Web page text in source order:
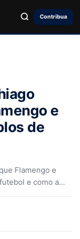
Contribua
e
de
Flamengo e
e como a